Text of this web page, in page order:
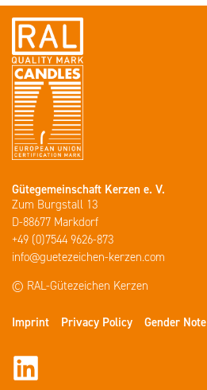
Gütegemeinschaft Kerzen e. V.
Zum Burgstall 13
D-88677 Markdorf
+49 (0)7544 9626-873
info@guetezeichen-kerzen.com
© RAL-Gütezeichen Kerzen
Imprint Privacy Policy Gender Note